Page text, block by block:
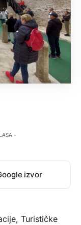
-
izvor
Turističke